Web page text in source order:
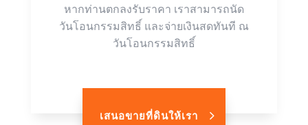
หากท่านตกลงรับราคา เราสามารถนัด
วันโอนกรรมสิทธิ์ และจ่ายเงินสดทันที ณ
วันโอนกรรมสิทธิ์
เสนอขายที่ดินให้เรา